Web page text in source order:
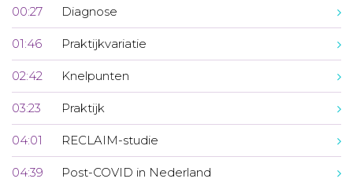
00:27 Diagnose
01:46 Praktijkvariatie
02:42 Knelpunten
03:23 Praktijk
04:01 RECLAIM-studie
04:39 Post-COVID in Nederland